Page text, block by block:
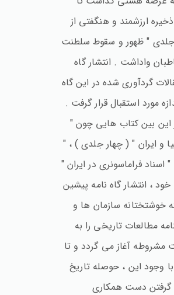
ارزشمند و هنگفتی از
جلدی " ظهور و سقوط سلطنت
واداشت . انتشار گاه
. نخستین کتاب در پائیز 1370 و دومین آن در پائیز 1372 منتشر گردید . مقالات گردآوری شده در این گاه
مورد استقبال قرار گرفت .
این بین کتاب هایی چون "
و ایران " ( چهار جلدی ) ، "
فراماسونری در ایران "
، انتشار گاه نامه پیشین
خوشتختانه سازمان ها و
مطالعات تاریخی را به
مشروطه آغاز می گردد و تا
وجود این ، حوصله تاریخ
گرفتن دست همکاری